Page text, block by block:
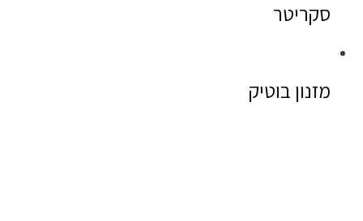
סקריטר
מזנון בוטיק